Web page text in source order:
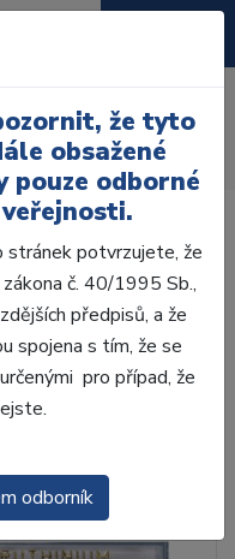
A4
že tyto
obsažené
pouze odborné
stránek potvrzujete, že
č. 40/1995 Sb.,
předpisů, a že
spojena s tím, že se
pro případ, že
odborník